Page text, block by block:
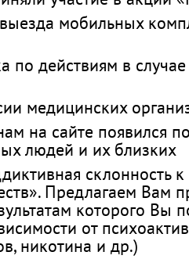
мобильных
по действиям в
медицинских
на сайте появился
людей и их близких
склонность
Предлагаем Вам
которого Вы
от
никотина и др.)